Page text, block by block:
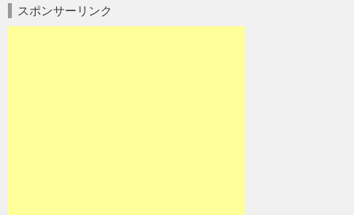
スポンサーリンク